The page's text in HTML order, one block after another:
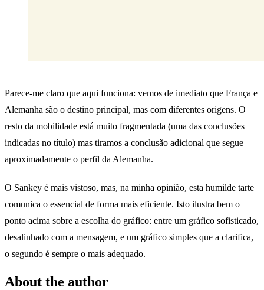
Parece-me claro que aqui funciona: vemos de imediato que França e
Alemanha são o destino principal, mas com diferentes origens. O
resto da mobilidade está muito fragmentada (uma das conclusões
indicadas no título) mas tiramos a conclusão adicional que segue
aproximadamente o perfil da Alemanha.
O Sankey é mais vistoso, mas, na minha opinião, esta humilde tarte
comunica o essencial de forma mais eficiente. Isto ilustra bem o
ponto acima sobre a escolha do gráfico: entre um gráfico sofisticado,
desalinhado com a mensagem, e um gráfico simples que a clarifica,
o segundo é sempre o mais adequado.
About the author